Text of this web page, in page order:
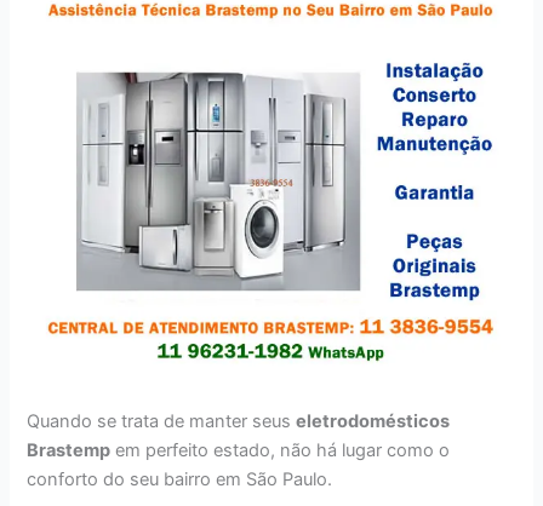
Quando se trata de manter seuseletrodomésticos
Brastemp em perfeito estado, não há lugar como o
conforto do seu bairro em São Paulo.